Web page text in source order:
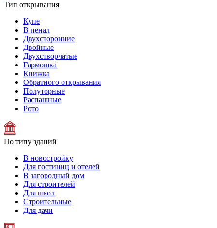
Тип открывания
Купе
В пенал
Двухсторонние
Двойные
Двухстворчатые
Гармошка
Книжка
Обратного открывания
Полуторные
Распашные
Рото
По типу зданий
В новостройку
Для гостиниц и отелей
В загородный дом
Для строителей
Для школ
Строительные
Для дачи